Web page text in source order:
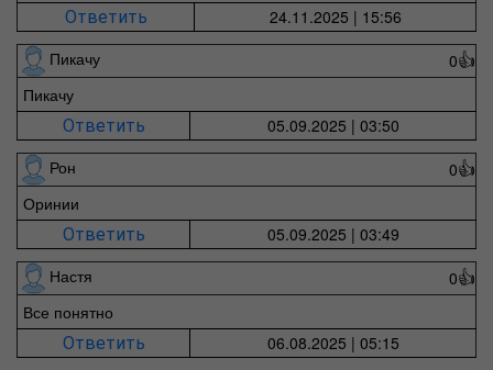
Ответить
24.11.2025 | 15:56
Пикачу
0👍
Пикачу
Ответить
05.09.2025 | 03:50
Рон
0👍
Оринии
Ответить
05.09.2025 | 03:49
Настя
0👍
Все понятно
Ответить
06.08.2025 | 05:15